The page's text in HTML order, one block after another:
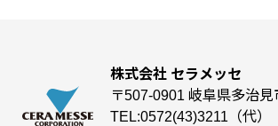
株式会社 セラメッセ
〒507-0901 岐阜県多治
TEL:0572(43)3211（代）